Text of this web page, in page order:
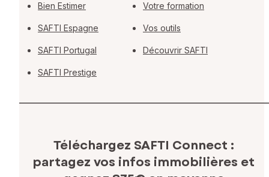
Bien Estimer
SAFTI Espagne
SAFTI Portugal
SAFTI Prestige
Votre formation
Vos outils
Découvrir SAFTI
Téléchargez SAFTI Connect :
partagez vos infos immobilières et